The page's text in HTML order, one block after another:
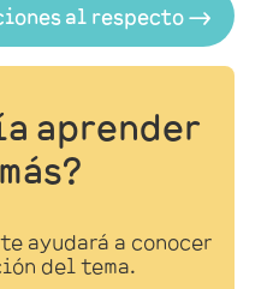
al respecto 🠂
aprender
ayudará a conocer
del tema.